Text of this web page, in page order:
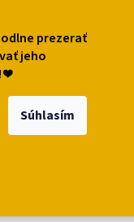
prezerať
jeho
❤
Súhlasím
mačičkami.